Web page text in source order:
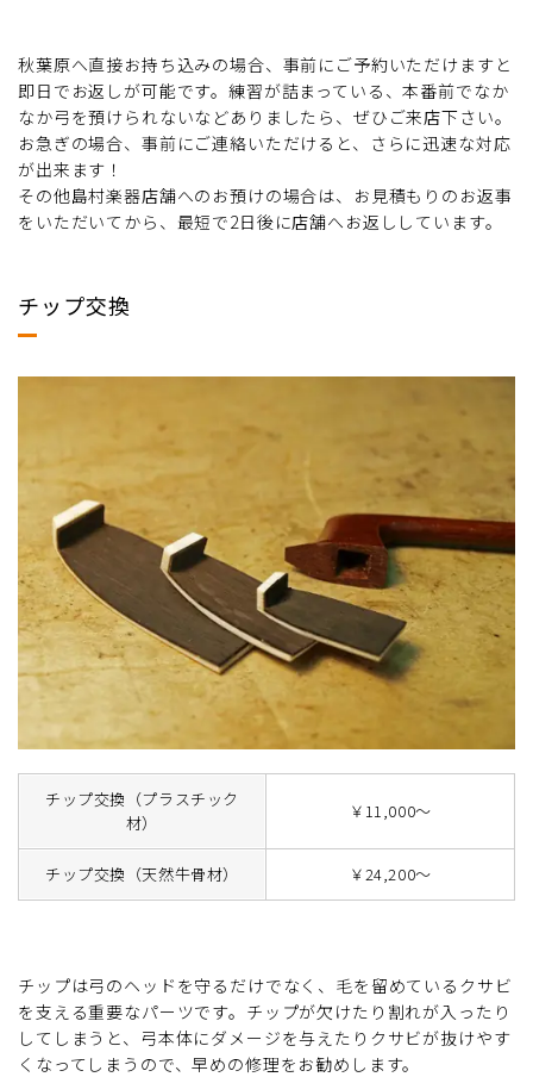
秋葉原へ直接お持ち込みの場合、事前にご予約いただけますと
即日でお返しが可能です。練習が詰まっている、本番前でなか
なか弓を預けられないなどありましたら、ぜひご来店下さい。
お急ぎの場合、事前にご連絡いただけると、さらに迅速な対応
が出来ます！
その他島村楽器店舗へのお預けの場合は、お見積もりのお返事
をいただいてから、最短で2日後に店舗へお返ししています。
チップ交換
チップ交換（プラスチック
材）
￥11,000～
チップ交換（天然牛骨材） ￥24,200～
チップは弓のヘッドを守るだけでなく、毛を留めているクサビ
を支える重要なパーツです。チップが欠けたり割れが入ったり
してしまうと、弓本体にダメージを与えたりクサビが抜けやす
くなってしまうので、早めの修理をお勧めします。